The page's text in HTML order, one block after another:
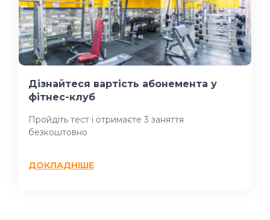
Дізнайтеся вартість абонемента у
фітнес-клуб
Пройдіть тест і отримаєте 3 заняття
безкоштовно
ДОКЛАДНІШЕ